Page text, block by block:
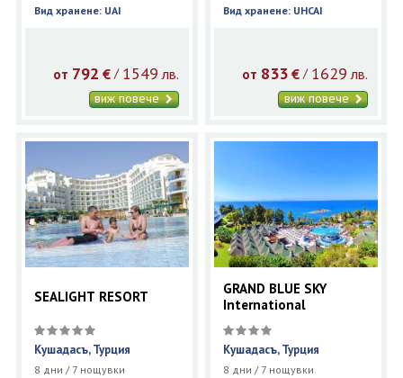
Вид хранене: UAI
от 792 €/ 1549 лв.
виж повече
Вид хранене: UHCAI
от 833 € / 1629 лв.
виж повече
SEALIGHT RESORT
Кушадасъ, Турция
8 дни / 7 нощувки
GRAND BLUE SKY
International
Кушадасъ, Турция
8 дни / 7 нощувки